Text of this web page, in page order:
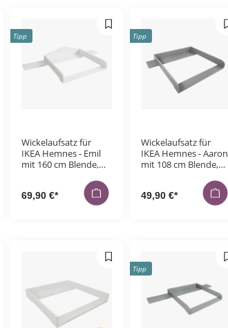
Tipp
Wickelaufsatz für
IKEA Hemnes - Emil
mit 160 cm Blende,
69,90 €*
Tipp
Wickelaufsatz für
IKEA Hemnes - Aaron
mit 108 cm Blende,
49,90 €*
Tipp